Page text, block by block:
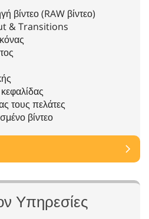
βίντεο (RAW βίντεο)
& Transitions
τους πελάτες
βίντεο
Υπηρεσίες